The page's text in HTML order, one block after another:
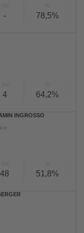
- 78,5%
4 64,2%
INGROSSO
48 51,8%